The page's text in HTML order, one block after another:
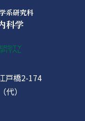
系研究科
科学
戸橋2-174
）